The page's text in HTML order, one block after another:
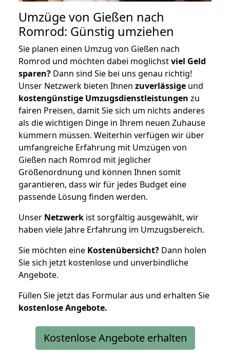
Umzüge von Gießen nach
Romrod: Günstig umziehen
Sie planen einen Umzug von Gießen nach
Romrod und möchten dabei möglichstviel Geld
sparen? Dann sind Sie bei uns genau richtig!
Unser Netzwerk bieten Ihnen zuverlässige und
kostengünstige Umzugsdienstleistungen zu
fairen Preisen, damit Sie sich um nichts anderes
als die wichtigen Dinge in Ihrem neuen Zuhause
kümmern müssen. Weiterhin verfügen wir über
umfangreiche Erfahrung mit Umzügen von
Gießen nach Romrod mit jeglicher
Größenordnung und können Ihnen somit
garantieren, dass wir für jedes Budget eine
passende Lösung finden werden.
Unser Netzwerk ist sorgfältig ausgewählt, wir
haben viele Jahre Erfahrung im Umzugsbereich.
Sie möchten eine Kostenübersicht? Dann holen
Sie sich jetzt kostenlose und unverbindliche
Angebote.
Füllen Sie jetzt das Formular aus und erhalten Sie
kostenloseAngebote.
Kostenlose Angebote erhalten